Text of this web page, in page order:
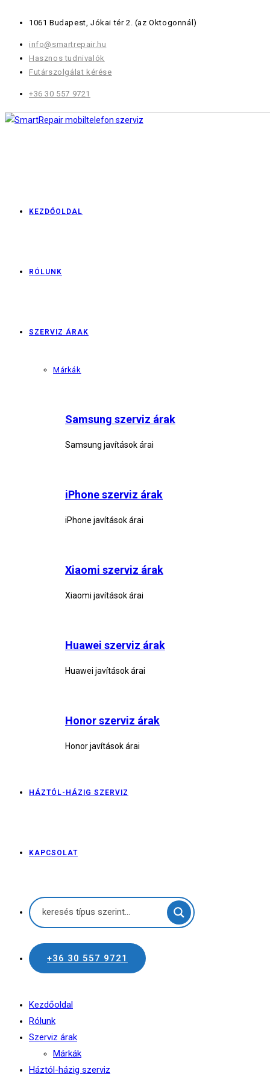
content
1061 Budapest, Jókai tér 2. (az Oktogonnál)
info@smartrepair.hu
Hasznos tudnivalók
Futárszolgálat kérése
+36 30 557 9721
KEZDŐOLDAL
RÓLUNK
SZERVIZ ÁRAK
Márkák
Samsung szerviz árak
Samsung javítások árai
iPhone szerviz árak
iPhone javítások árai
Xiaomi szerviz árak
Xiaomi javítások árai
Huawei szerviz árak
Huawei javítások árai
Honor szerviz árak
Honor javítások árai
HÁZTÓL-HÁZIG SZERVIZ
KAPCSOLAT
+36 30 557 9721
Kezdőoldal
Rólunk
Szerviz árak
Márkák
Háztól-házig szerviz